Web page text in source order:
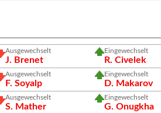
Ausgewechselt
J. Brenet
Eingewechselt
R. Civelek
Ausgewechselt
F. Soyalp
Eingewechselt
D. Makarov
Ausgewechselt
S. Mather
Eingewechselt
G. Onugkha